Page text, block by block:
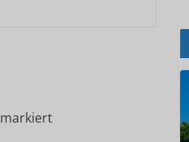
markiert